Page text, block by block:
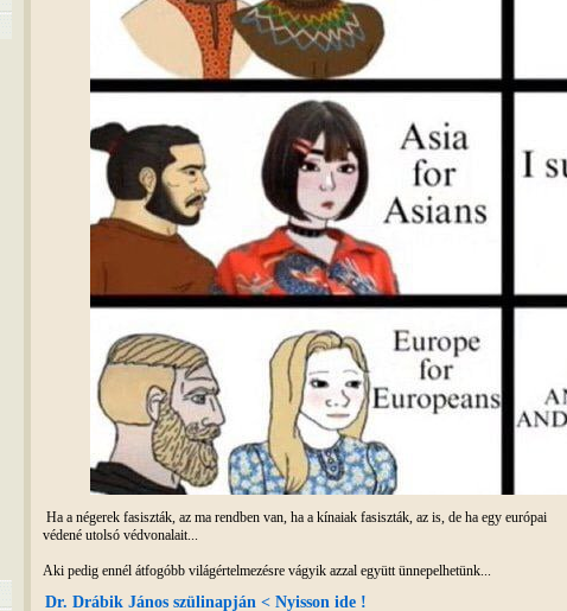
Ha a négerek fasiszták, az ma rendben van, ha a kínaiak fasiszták, az is, de ha egy európai
védené utolsó védvonalait...
Aki pedig ennél átfogóbb világértelmezésre vágyik azzal együtt ünnepelhetünk...
Dr. Drábik János szülinapján < Nyisson ide !